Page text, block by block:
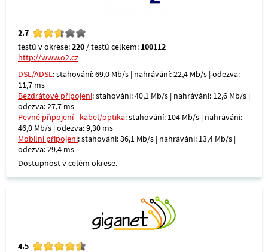
2.7
testů v okrese:220 / testů celkem: 100112
http://www.o2.cz
DSL/ADSL: stahování: 69,0 Mb/s | nahrávání: 22,4 Mb/s | odezva:
11,7 ms
Bezdrátové připojení: stahování: 40,1 Mb/s | nahrávání: 12,6 Mb/s |
odezva: 27,7 ms
Pevné připojení - kabel/optika: stahování: 104 Mb/s | nahrávání:
46,0 Mb/s | odezva: 9,30 ms
Mobilní připojení: stahování: 36,1 Mb/s | nahrávání: 13,4 Mb/s |
odezva: 29,4 ms
Dostupnost v celém okrese.
4.5